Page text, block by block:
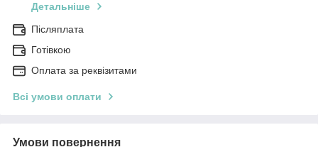
Детальніше
Післяплата
Готівкою
Оплата за реквізитами
Всі умови оплати
Умови повернення